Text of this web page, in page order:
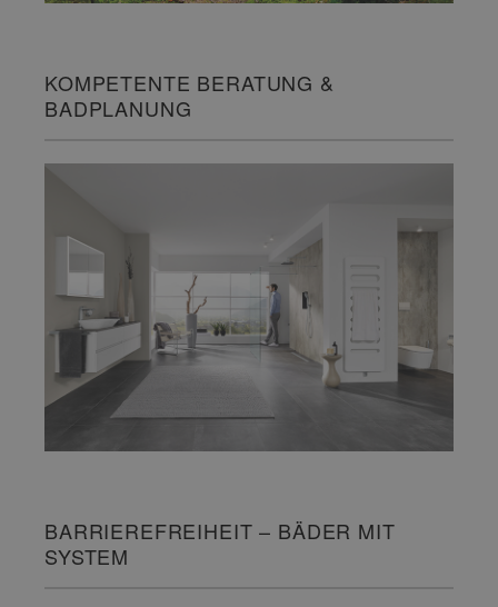
KOMPETENTE BERATUNG &
BADPLANUNG
BARRIEREFREIHEIT – BÄDER MIT
SYSTEM